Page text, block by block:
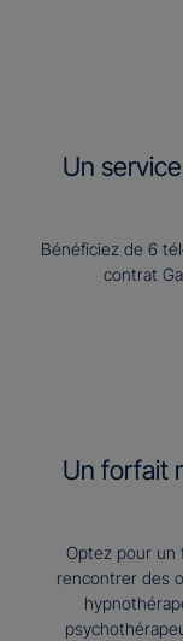
Un
Bénéficiez de 6
contrat
Un forfait
Optez pour un
rencontrer des